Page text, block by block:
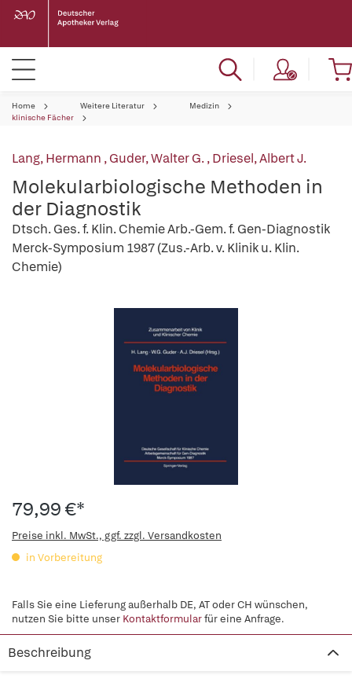
Home Weitere Literatur
Medizin
klinische Fächer
Lang, Hermann ,Guder, Walter G.,Driesel, Albert J.
Molekularbiologische Methoden in
der Diagnostik
Dtsch. Ges. f. Klin. Chemie Arb.-Gem. f. Gen-Diagnostik
Merck-Symposium 1987 (Zus.-Arb. v. Klinik u. Klin.
Chemie)
79,99 €*
Preise inkl. MwSt., ggf. zzgl. Versandkosten
in Vorbereitung
Falls Sie eine Lieferung außerhalb DE, AT oder CH wünschen,
nutzen Sie bitte unser Kontaktformularfür eine Anfrage.
Beschreibung